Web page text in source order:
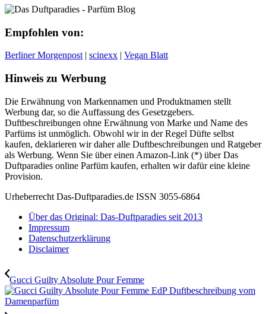
Empfohlen von:
Berliner Morgenpost | scinexx | Vegan Blatt
Hinweis zu Werbung
Die Erwähnung von Markennamen und Produktnamen stellt
Werbung dar, so die Auffassung des Gesetzgebers.
Duftbeschreibungen ohne Erwähnung von Marke und Name des
Parfüms ist unmöglich. Obwohl wir in der Regel Düfte selbst
kaufen, deklarieren wir daher alle Duftbeschreibungen und Ratgeber
als Werbung. Wenn Sie über einen Amazon-Link (*) über Das
Duftparadies online Parfüm kaufen, erhalten wir dafür eine kleine
Provision.
Urheberrecht Das-Duftparadies.de ISSN 3055-6864
Über das Original: Das-Duftparadies seit 2013
Impressum
Datenschutzerklärung
Disclaimer
Gucci Guilty Absolute Pour Femme